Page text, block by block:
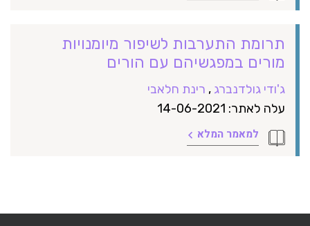
תרומת התערבות לשיפור מיומנויות
מורים במפגשיהם עם הורים
ג'ודי גולדנברג , רינת חלאבי
עלה לאתר: 14-06-2021
למאמר המלא